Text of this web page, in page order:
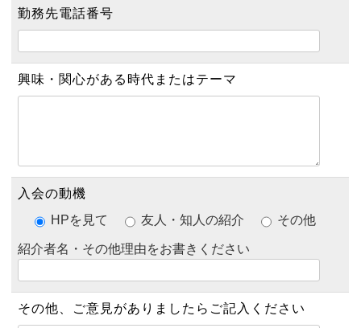
勤務先電話番号
興味・関心がある時代 またはテーマ
入会の動機
HPを見て
友人・知人の紹介 その他
紹介者名・その他理由をお書きください
その他、ご意見がありましたら ご記入ください